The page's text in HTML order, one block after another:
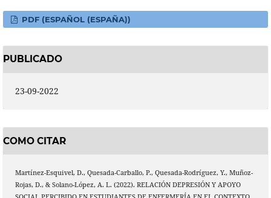
PDF (ESPAÑOL (ESPAÑA))
PUBLICADO
23-09-2022
COMO CITAR
Martínez-Esquivel, D., Quesada-Carballo, P., Quesada-Rodríguez, Y., Muñoz-
Rojas, D., & Solano-López, A. L. (2022). RELACIÓN DEPRESIÓN Y APOYO